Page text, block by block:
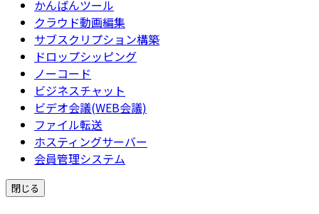
かんばんツール
クラウド動画編集
サブスクリプション構築
ドロップシッピング
ノーコード
ビジネスチャット
ビデオ会議(WEB会議)
ファイル転送
ホスティングサーバー
会員管理システム
閉じる